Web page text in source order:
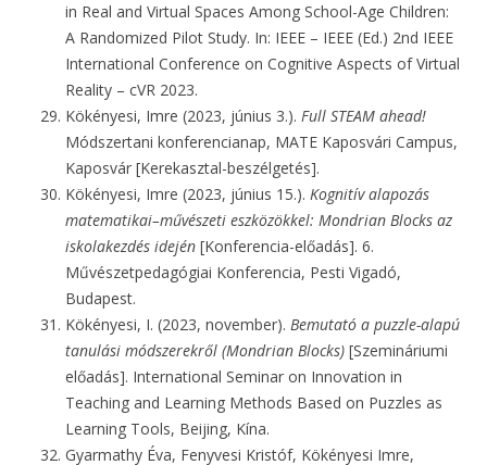
in Real and Virtual Spaces Among School-Age Children:
A Randomized Pilot Study. In: IEEE – IEEE (Ed.) 2nd IEEE
International Conference on Cognitive Aspects of Virtual
Reality – cVR 2023.
Kökényesi, Imre (2023, június 3.). Full STEAM ahead!
Módszertani konferencianap, MATE Kaposvári Campus,
Kaposvár [Kerekasztal-beszélgetés].
Kökényesi, Imre (2023, június 15.). Kognitív alapozás
matematikai–művészeti eszközökkel: Mondrian Blocks az
iskolakezdés idején [Konferencia-előadás]. 6.
Művészetpedagógiai Konferencia, Pesti Vigadó,
Budapest.
Kökényesi, I. (2023, november). Bemutató a puzzle-alapú
tanulási módszerekről (Mondrian Blocks) [Szemináriumi
előadás]. International Seminar on Innovation in
Teaching and Learning Methods Based on Puzzles as
Learning Tools, Beijing, Kína.
Gyarmathy Éva, Fenyvesi Kristóf, Kökényesi Imre,